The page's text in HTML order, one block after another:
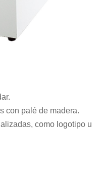
con palé de madera.
como logotipo u